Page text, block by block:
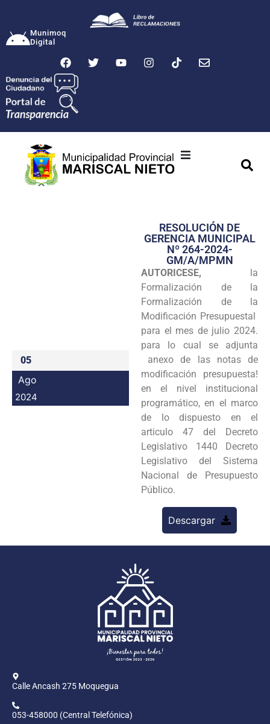
Munimoq
Digital
Transparencia
Seguridad
Programas
Intranet
05
Ago
2024
RESOLUCIÓN DE
GERENCIA MUNICIPAL
Nº 264-2024-
GM/A/MPMN
AUTORICESE, la
Formalización de la
Formalización de la
Modificación Presupuestal
para el mes de julio 2024.
para lo cual se adjunta
anexo de las notas de
modificación presupuesta!
en el nivel institucional
programático, en el marco
de lo dispuesto en el
articulo 47 del Decreto
Legislativo 1440 Decreto
Legislativo del Sistema
Nacional de Presupuesto
Público.
Descargar
Calle Ancash 275 Moquegua
053-458000 (Central Telefónica)